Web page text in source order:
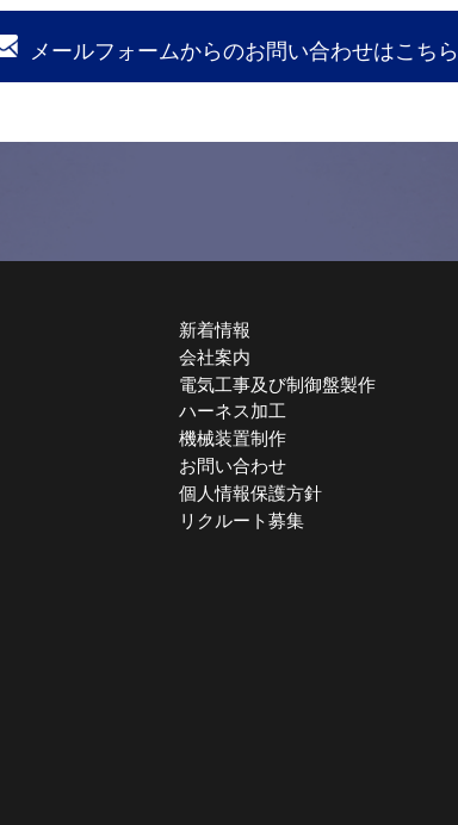
メールフォームからのお問い合わせはこちら
新着情報
会社案内
電気工事及び制御盤製作
ハーネス加工
機械装置制作
お問い合わせ
個人情報保護方針
リクルート募集